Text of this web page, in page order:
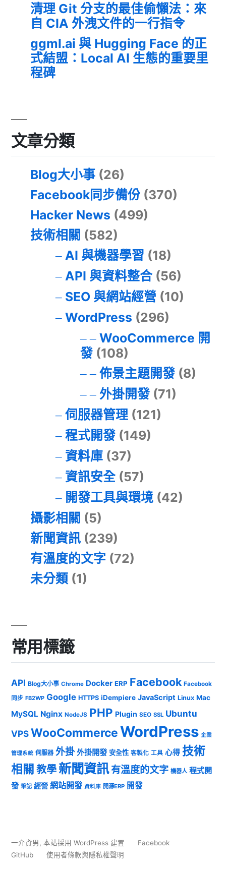
清理 Git 分支的最佳偷懶法：來
自 CIA 外洩文件的一行指令
ggml.ai 與 Hugging Face 的正
式結盟：Local AI 生態的重要里
程碑
文章分類
Blog大小事 (26)
Facebook同步備份 (370)
Hacker News (499)
技術相關 (582)
AI 與機器學習 (18)
API 與資料整合(56)
SEO 與網站經營 (10)
WordPress (296)
WooCommerce 開
發(108)
佈景主題開發(8)
外掛開發(71)
伺服器管理(121)
程式開發(149)
資料庫(37)
資訊安全(57)
開發工具與環境(42)
攝影相關 (5)
新聞資訊 (239)
有溫度的文字 (72)
未分類 (1)
常用標籤
API Blog大小事 Chrome Docker ERP Facebook Facebook
同步 FB2WP Google HTTPS iDempiere JavaScript Linux Mac
MySQL Nginx NodeJS PHP Plugin SEO SSL Ubuntu
VPSWooCommerceWordPress 企業
管理系統 伺服器 外掛 外掛開發 安全性 客製化 工具 心得 技術
相關 教學 新聞資訊有溫度的文字 機器人 程式開
發 筆記 經營 網站開發 資料庫 開源ERP 開發
一介資男, 本站採用 WordPress 建置
Facebook
GitHub
使用者條款與隱私權聲明